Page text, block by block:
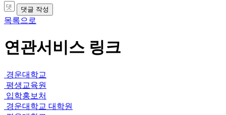
댓글 작성
목록으로
연관서비스 링크
경운대학교
평생교육원
입학홍보처
경운대학교 대학원